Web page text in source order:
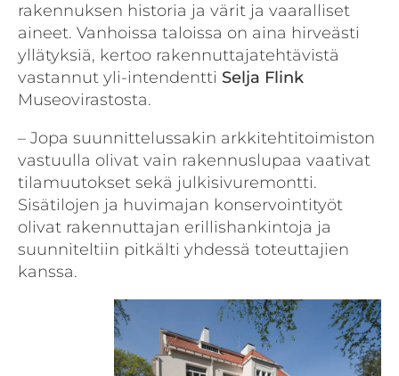
rakennuksen historia ja värit ja vaaralliset
aineet. Vanhoissa taloissa on aina hirveästi
yllätyksiä, kertoo rakennuttajatehtävistä
vastannut yli-intendentti Selja Flink
Museovirastosta.
– Jopa suunnittelussakin arkkitehtitoimiston
vastuulla olivat vain rakennuslupaa vaativat
tilamuutokset sekä julkisivuremontti.
Sisätilojen ja huvimajan konservointityöt
olivat rakennuttajan erillishankintoja ja
suunniteltiin pitkälti yhdessä toteuttajien
kanssa.